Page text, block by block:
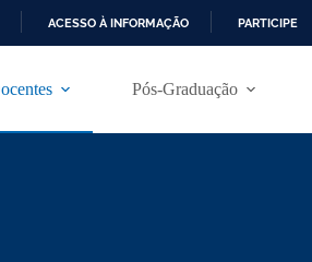
ACESSO À INFORMAÇÃO PARTICIPE
Pós-Graduação